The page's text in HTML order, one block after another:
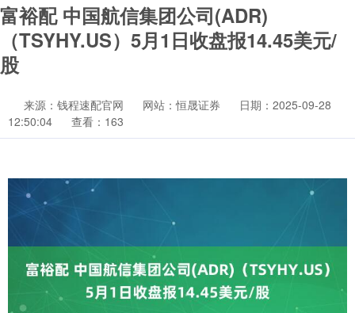
富裕配 中国航信集团公司(ADR)
（TSYHY.US）5月1日收盘报14.45美元/
股
来源：钱程速配官网 网站：恒晟证券
日期：2025-09-28
12:50:04
查看：163